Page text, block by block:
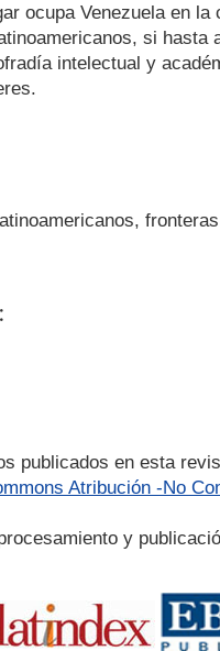
ocupa Venezuela en
si hasta
intelectual y
publicados en esta
Atribución -No
y